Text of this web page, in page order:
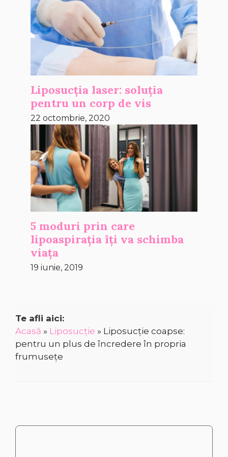
Liposucția laser: soluția
pentru un corp de vis
22 octombrie, 2020
5 moduri prin care
lipoaspirația îți va schimba
viața
19 iunie, 2019
Te afli aici:
Acasă » Liposucție » Liposucție coapse:
pentru un plus de încredere în propria
frumusețe